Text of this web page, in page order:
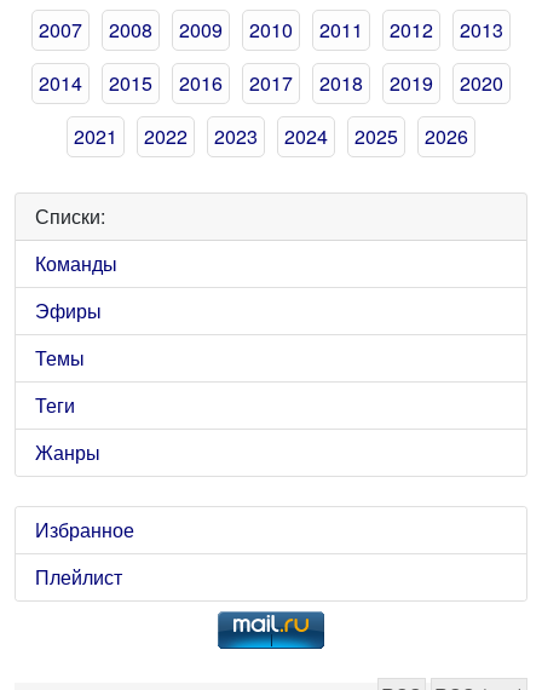
2007
2008 2009 2010 2011 2012
2013
2014
2015 2016 2017 2018 2019
2020
2021
2022 2023 2024 2025 2026
Списки:
Команды
Эфиры
Темы
Теги
Жанры
Избранное
Плейлист